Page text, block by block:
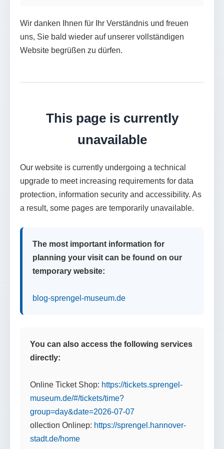
Wir danken Ihnen für Ihr Verständnis und freuen
uns, Sie bald wieder auf unserer vollständigen
Website begrüßen zu dürfen.
This page is currently
unavailable
Our website is currently undergoing a technical
upgrade to meet increasing requirements for data
protection, information security and accessibility. As
a result, some pages are temporarily unavailable.
The most important information for
planning your visit can be found on our
temporary website:
blog-sprengel-museum.de
You can also access the following services
directly:
Online Ticket Shop: https://tickets.sprengel-
museum.de/#/tickets/time?
group=day&date=2026-07-07
ollection Onlinep: https://sprengel.hannover-
stadt.de/home